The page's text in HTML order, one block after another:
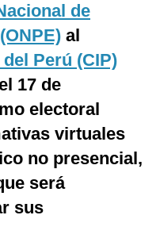
de
al
Perú (CIP)
17 de
electoral
virtuales
no presencial,
será
sus